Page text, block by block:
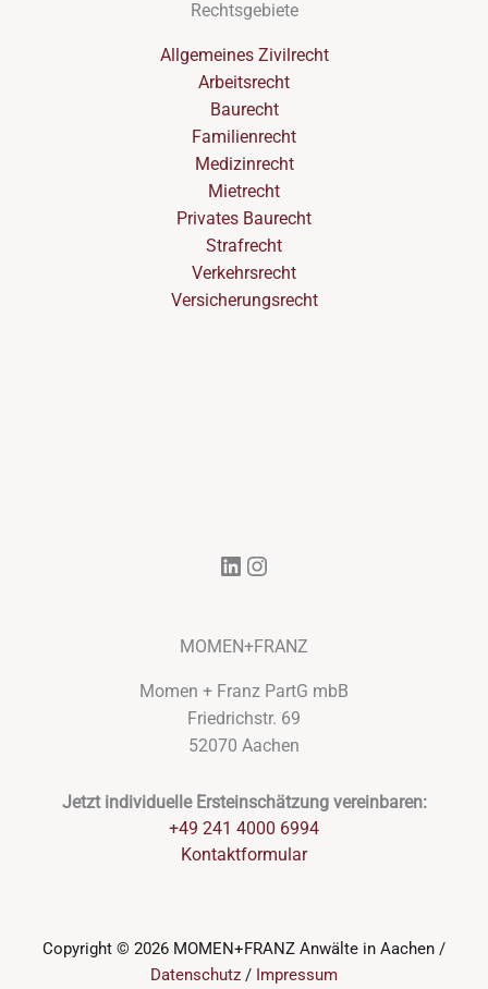
Rechtsgebiete
Allgemeines Zivilrecht
Arbeitsrecht
Baurecht
Familienrecht
Medizinrecht
Mietrecht
Privates Baurecht
Strafrecht
Verkehrsrecht
Versicherungsrecht
LinkedIn
Instagram
MOMEN+FRANZ
Momen + Franz PartG mbB
Friedrichstr. 69
52070 Aachen
Jetzt individuelle Ersteinschätzung vereinbaren:
+49 241 4000 6994
Kontaktformular
Copyright © 2026 MOMEN+FRANZ Anwälte in Aachen /
Datenschutz / Impressum